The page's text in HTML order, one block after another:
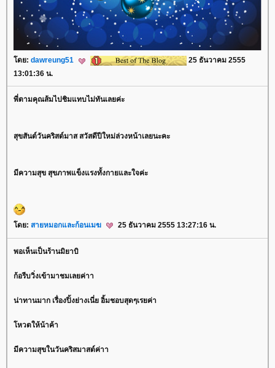
ดย: dawreung51
25 ธันวาคม 2555
13:01:36 น.
พี่ตามคุณส้มไปชิมแทบไม่ทันเลยค่ะ
สุขสันต์วันคริสต์มาส สวัสดีปีใหม่ล่วงหน้าเลยนะคะ
มีความสุข สุขภาพแข็งแรงทั้งกายและใจค่ะ
ดย: สายหมอกและก้อนเมฆ 25 ธันวาคม 2555 13:27:16 น.
พอเห็นเป็นร้านมิยาบิ
ก้อรีบวิ่งเข้ามาชมเลยค่าา
น่าทานมาก เรื่องปิ้งย่างเนี่ย อิ้มชอบสุดๆเรยค่า
หวตให้น้าค้า
มีความสุขในวันคริสมาสต์ค่าา